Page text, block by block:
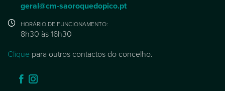
geral@cm-saoroquedopico.pt
HORÁRIO DE FUNCIONAMENTO:
8h30 às 16h30
Clique para outros contactos do concelho.